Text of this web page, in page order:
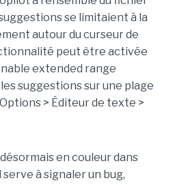
se limitaient à la
autour du curseur de
peut être activée
extended range
suggestions sur une plage
> Éditeur de texte >
en couleur dans
à signaler un bug,